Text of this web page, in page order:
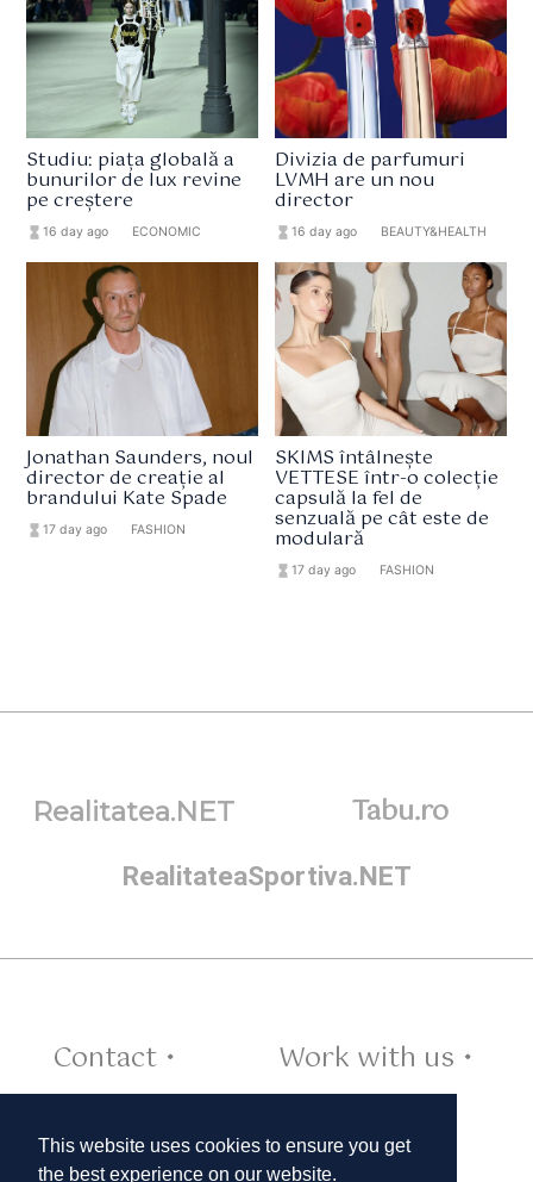
This website uses cookies to ensure you get
the best experience on our website.
Studiu: piața globală a
bunurilor de lux revine
pe creștere
hourglass_full16 day ago ECONOMIC
Divizia de parfumuri
LVMH are un nou
director
hourglass_full 16 day ago BEAUTY&HEALTH
Jonathan Saunders, noul
director de creație al
brandului Kate Spade
hourglass_full17 day ago FASHION
SKIMS întâlnește
VETTESE într-o colecție
capsulă la fel de
senzuală pe cât este de
modulară
hourglass_full 17 day ago FASHION
Realitatea.NET Tabu.ro
RealitateaSportiva.NET
Contact •
Work with us •
Cookies •